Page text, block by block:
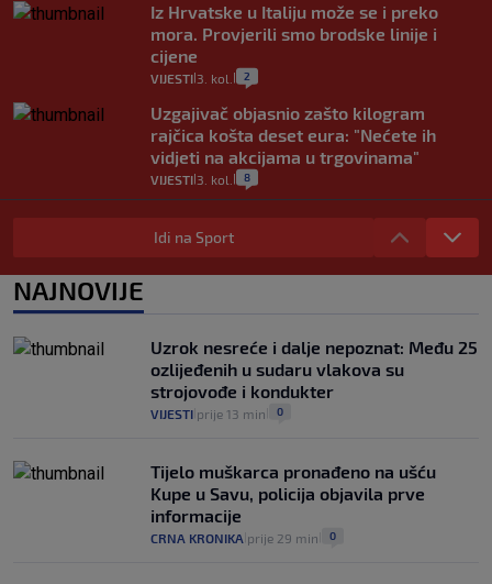
Iz Hrvatske u Italiju može se i preko
mora. Provjerili smo brodske linije i
cijene
VIJESTI 3. kol. 2
Uzgajivač objasnio zašto kilogram
rajčica košta deset eura: "Nećete ih
vidjeti na akcijama u trgovinama"
VIJESTI 3. kol. 8
Selidba je jedno od stresnijih iskustava.
Evo aktualnih cijena i nekoliko savjeta
0
automobilom na Hvar iz Zagreba, a
koliko iz Osijeka
VIJESTI 14
Idi na Sport
NAJNOVIJE
Uzrok nesreće i dalje nepoznat: Među 25
ozlijeđenih u sudaru vlakova su
strojovođe i kondukter
VIJESTI prije 13 min 0
Tijelo muškarca pronađeno na ušću
Kupe u Savu, policija objavila prve
informacije
CRNA KRONIKA prije 29 min 0